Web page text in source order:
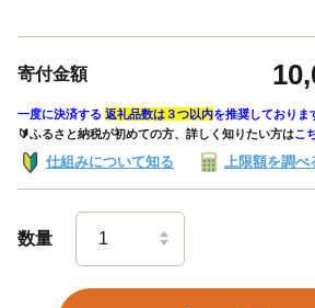
寄付金額
一度に決済する 返礼品数は３つ以内を推奨しておりま
🔰ふるさと納税が初めての方、詳しく知りたい方はこ
仕組みについて知る 上限額を調べ
数量